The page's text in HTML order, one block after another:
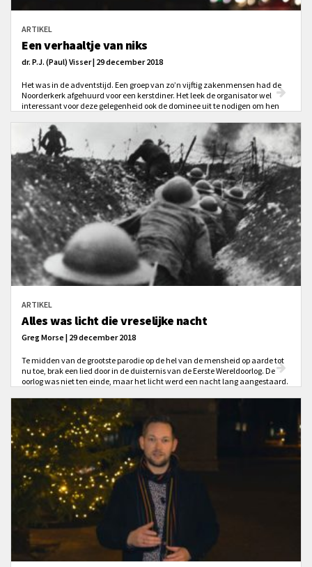
ARTIKEL
Een verhaaltje van niks
dr. P.J. (Paul) Visser | 29 december 2018
Het was in de adventstijd. Een groep van zo’n vijftig zakenmensen had de
Noorderkerk afgehuurd voor een kerstdiner. Het leek de organisator wel
interessant voor deze gelegenheid ook de dominee uit te nodigen om hen
preek moest worden, omdat de meesten niets (meer) met het geloof
hadden.
ARTIKEL
Alles was licht die vreselijke nacht
Greg Morse | 29 december 2018
Te midden van de grootste parodie op de hel van de mensheid op aarde tot
nu toe, brak een lied door in de duisternis van de Eerste Wereldoorlog. De
oorlog was niet ten einde, maar het licht werd een nacht lang aangestaard.
hun leven. Soldaten schreven dat ze nergens anders kerstavond 1914
hadden willen vieren.